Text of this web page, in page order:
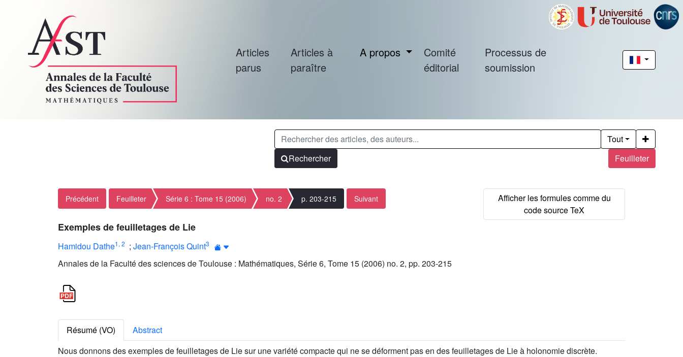
Articles
parus
Articles à
paraître
A propos
Comité
éditorial
Processus de
soumission
Feuilleter
Tout
Rechercher
Précédent Feuilleter Série 6 : Tome 15 (2006) no. 2 p. 203-215 Suivant
Exemples de feuilletages de Lie
Hamidou Dathe1, 2 ; Jean-François Quint3
Annales de la Faculté des sciences de Toulouse : Mathématiques, Série 6, Tome 15 (2006) no. 2, pp. 203-215
Résumé (VO)
Abstract
Nous donnons des exemples de feuilletages de Lie sur une variété compacte qui ne se déforment pas en des feuilletages de Lie à holonomie discrète.